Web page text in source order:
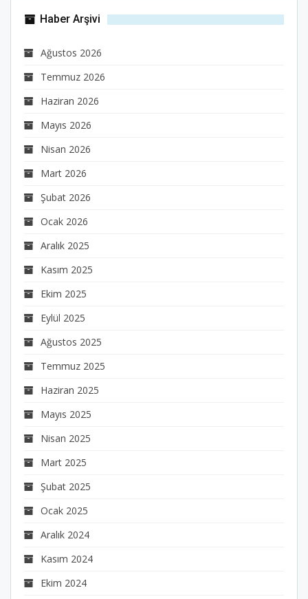
Haber Arşivi
Ağustos 2026
Temmuz 2026
Haziran 2026
Mayıs 2026
Nisan 2026
Mart 2026
Şubat 2026
Ocak 2026
Aralık 2025
Kasım 2025
Ekim 2025
Eylül 2025
Ağustos 2025
Temmuz 2025
Haziran 2025
Mayıs 2025
Nisan 2025
Mart 2025
Şubat 2025
Ocak 2025
Aralık 2024
Kasım 2024
Ekim 2024